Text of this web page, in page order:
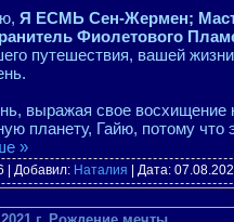
Я ЕСМЬ Сен-Жермен;
Фиолетового
путешествия, вашей
выражая свое
планету, Гайю, потому
»
| Добавил: Наталия | Дата: